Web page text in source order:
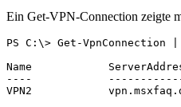
Ein Get-VPN-Connection zeigte
PS C:\> Get-VpnConnection
Name
----
VPN2